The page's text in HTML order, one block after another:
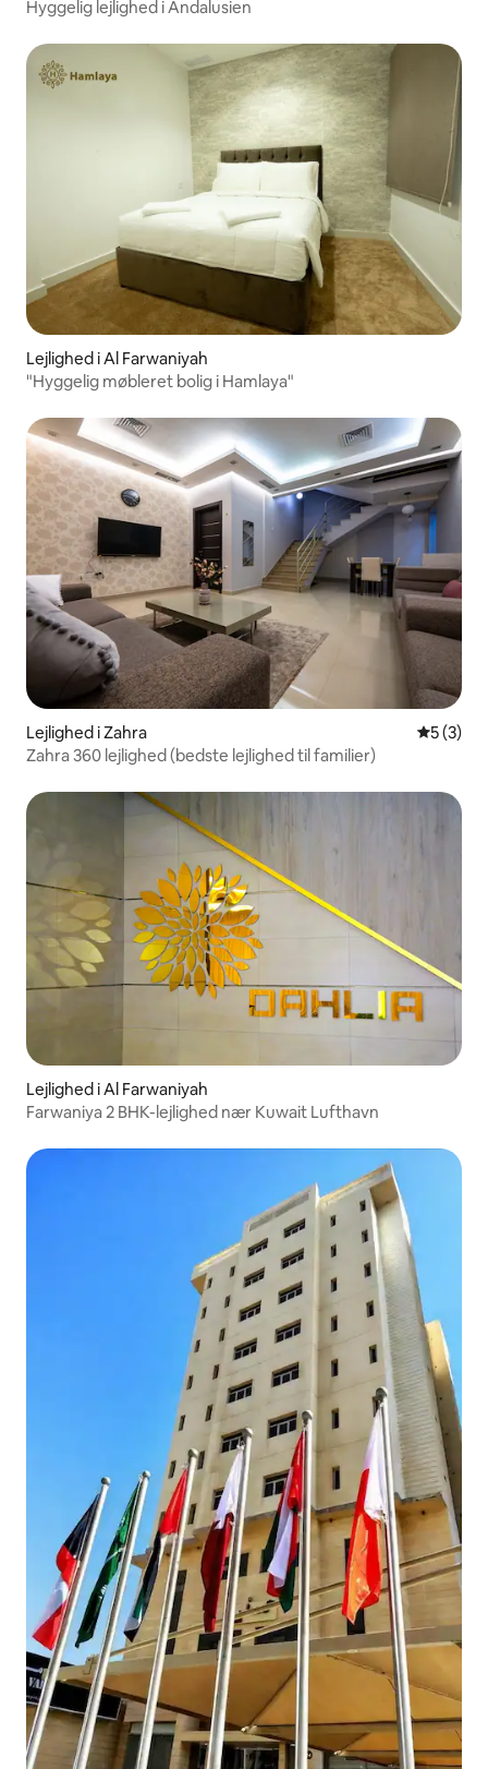
Hyggelig lejlighed i Andalusien
Lejlighed i Al Farwaniyah
"Hyggelig møbleret bolig i Hamlaya"
Lejlighed i Zahra 5 ud af 5
5 (3)
Zahra 360 lejlighed (bedste lejlighed til familier)
Lejlighed i Al Farwaniyah
Farwaniya 2 BHK-lejlighed nær Kuwait Lufthavn